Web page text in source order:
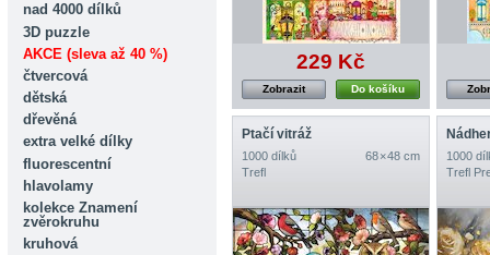
nad 4000 dílků
3D puzzle
AKCE (sleva až 40 %)
čtvercová
dětská
dřevěná
extra velké dílky
fluorescentní
hlavolamy
kolekce Znamení
zvěrokruhu
kruhová
229 Kč
Do košíku
Zobrazit
Ptačí vitráž
1000 dílků
68 × 48 cm
Trefl
1000
Trefl